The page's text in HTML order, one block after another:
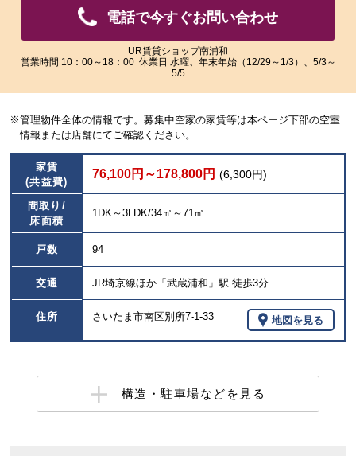
い
だ
ま
す。
い
だ
ま
電話で今すぐお問い合わせ
UR賃貸ショップ南浦和
営業時間 10：00～18：00 休業日 水曜、年末年始（12/29～1/3）、5/3～
5/5
※管理物件全体の情報です。募集中空家の家賃等は本ページ下部の空室
情報または店舗にてご確認ください。
家賃
(共益費)
76,100円～178,800円 (6,300円)
間取り/
床面積
1DK～3LDK/34㎡～71㎡
戸数 94
交通 JR埼京線ほか「武蔵浦和」駅 徒歩3分
住所 さいたま市南区別所7-1-33 地図を見る
構造・駐車場などを見る